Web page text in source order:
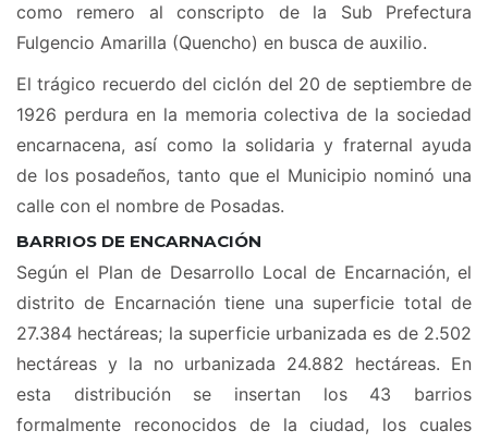
como remero al conscripto de la Sub Prefectura
Fulgencio Amarilla (Quencho) en busca de auxilio.
El trágico recuerdo del ciclón del 20 de septiembre de
1926 perdura en la memoria colectiva de la sociedad
encarnacena, así como la solidaria y fraternal ayuda
de los posadeños, tanto que el Municipio nominó una
calle con el nombre de Posadas.
BARRIOS DE ENCARNACIÓN
Según el Plan de Desarrollo Local de Encarnación, el
distrito de Encarnación tiene una superficie total de
27.384 hectáreas; la superficie urbanizada es de 2.502
hectáreas y la no urbanizada 24.882 hectáreas. En
esta distribución se insertan los 43 barrios
formalmente reconocidos de la ciudad, los cuales